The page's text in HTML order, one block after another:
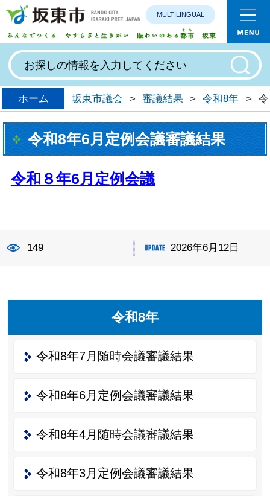
みんなで
MULTILINGUAL
ホーム 坂東市議会 > 審議結果 > 令和8年 >
令和8年6月定例会議審議結果
令和８年6月定例会議
149 2026年6月12日
令和8年
令和8年7月随時会議審議結果
令和8年6月定例会議審議結果
令和8年4月随時会議審議結果
令和8年3月定例会議審議結果